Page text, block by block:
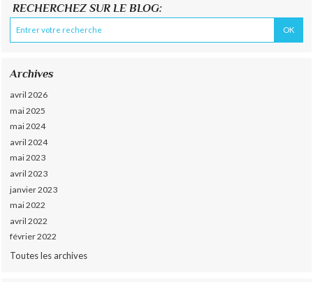
RECHERCHEZ SUR LE BLOG:
Archives
avril 2026
mai 2025
mai 2024
avril 2024
mai 2023
avril 2023
janvier 2023
mai 2022
avril 2022
février 2022
Toutes les archives